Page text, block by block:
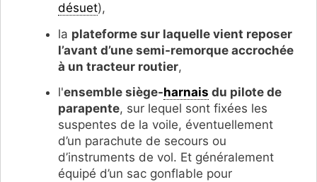
désuet),
la plateforme sur laquelle vient reposer
l’avant d’une semi-remorque accrochée
à un tracteur routier,
l'ensemble siège-harnais du pilote de
parapente, sur lequel sont fixées les
suspentes de la voile, éventuellement
d’un parachute de secours ou
d’instruments de vol. Et généralement
équipé d’un sac gonflable pour